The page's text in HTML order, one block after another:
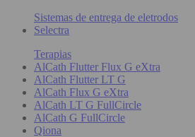
Sistemas de entrega de eletrodos
Selectra
Terapias
AlCath Flutter Flux G eXtra
AlCath Flutter LT G
AlCath Flux G eXtra
AlCath LT G FullCircle
AlCath G FullCircle
Qiona